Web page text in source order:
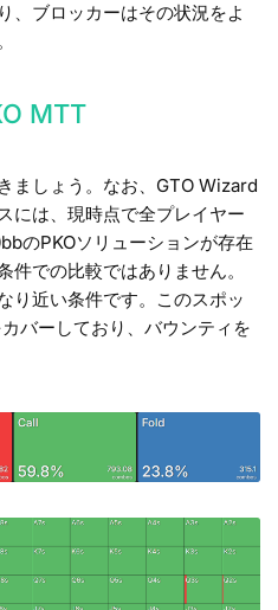
、ブロッカーはその状況をよ
MTT
ましょう。なお、GTO Wizard
には、現時点で全プレイヤー
のPKOソリューションが存在
件での比較ではありません。
り近い条件です。このスポッ
バーしており、バウンティを